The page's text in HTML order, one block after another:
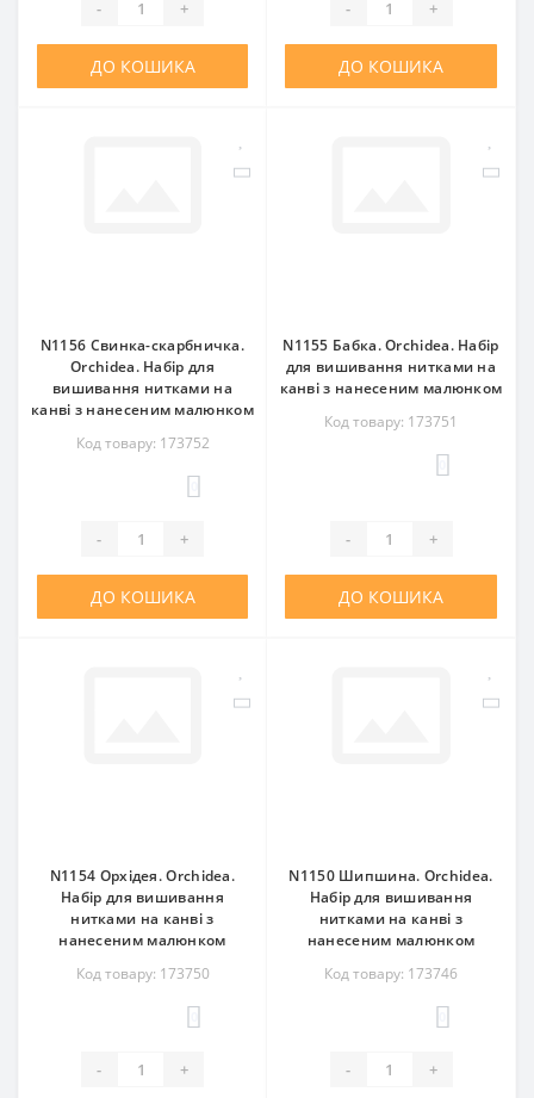
- +
ДО КОШИКА
- +
ДО КОШИКА
N1156 Свинка-скарбничка.
Orchidea. Набір для
вишивання нитками на
канві з нанесеним малюнком
Код товару: 173752
- +
ДО КОШИКА
N1155 Бабка. Orchidea. Набір
для вишивання нитками на
канві з нанесеним малюнком
Код товару: 173751
- +
ДО КОШИКА
N1154 Орхідея. Orchidea.
Набір для вишивання
нитками на канві з
нанесеним малюнком
Код товару: 173750
- +
N1150 Шипшина. Orchidea.
Набір для вишивання
нитками на канві з
нанесеним малюнком
Код товару: 173746
- +